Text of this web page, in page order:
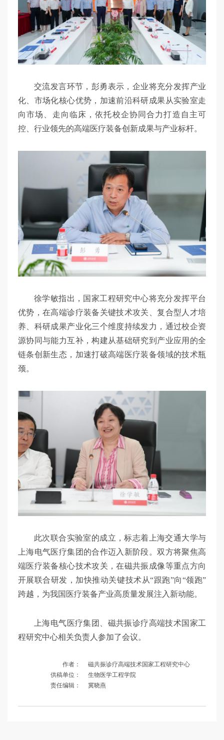
交流发言环节，彭勇表示，企业将充分发挥产业
化、市场化核心优势，加速前沿科研成果从实验室走
向市场、走向临床，依托校企协同合力打造自主可
控、行业领先的高端医疗装备创新成果与产业标杆。
徐学敏指出，国家工程研究中心将充分发挥平台
优势，在高端诊疗装备关键技术攻关、复合型人才培
养、科研成果产业化三个维度持续发力，通过校企资
源协同与能力互补，构建从基础研究到产业应用的全
链条创新生态，加速打破高端医疗装备领域的技术瓶
颈。
此次联合实验室的成立，标志着上海交通大学与
上海电气医疗集团的合作迈入新阶段。双方将聚焦高
端医疗装备核心技术攻关，在磁共振成像等重点方向
开展联合研发，加快推动关键技术从“跟跑”向“领跑”
跨越，为我国医疗装备产业高质量发展注入新动能。
上海电气医疗集团、磁共振诊疗高端技术国家工
程研究中心相关负责人参加了会议。
作者：
磁共振诊疗高端技术国家工程研究中心
供稿单位：
生物医学工程学院
责任编辑：
冀晓燕